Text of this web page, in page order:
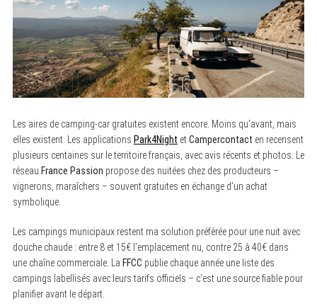
Les aires de camping-car gratuites existent encore. Moins qu’avant, mais
elles existent. Les applications Park4Night etCampercontact en recensent
plusieurs centaines sur le territoire français, avec avis récents et photos. Le
réseau France Passion propose des nuitées chez des producteurs –
vignerons, maraîchers – souvent gratuites en échange d’un achat
symbolique.
Les campings municipaux restent ma solution préférée pour une nuit avec
douche chaude : entre 8 et 15€ l’emplacement nu, contre 25 à 40€ dans
une chaîne commerciale. La FFCC publie chaque année une liste des
campings labellisés avec leurs tarifs officiels – c’est une source fiable pour
planifier avant le départ.